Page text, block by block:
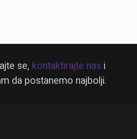
se, kontaktirajte nas i
da postanemo najbolji.